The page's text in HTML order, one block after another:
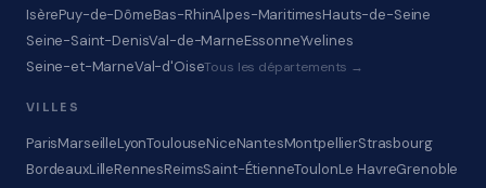
IsèrePuy-de-DômeBas-RhinAlpes-MaritimesHauts-de-Seine
Seine-Saint-DenisVal-de-MarneEssonneYvelines
Seine-et-MarneVal-d'OiseTous les départements →
VILLES
ParisMarseilleLyonToulouseNiceNantesMontpellierStrasbourg
BordeauxLilleRennesReimsSaint-ÉtienneToulonLe HavreGrenoble